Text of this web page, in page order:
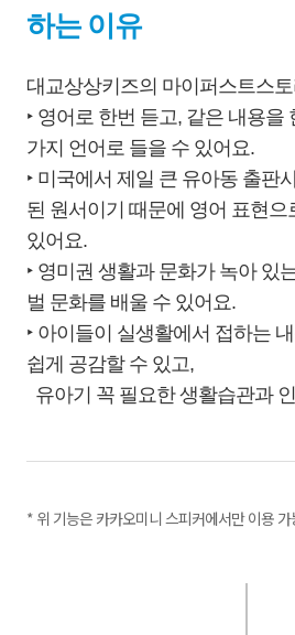
하는 이유
대교상상키즈의 마이퍼스트스
‣ 영어로 한번 듣고, 같은 내용을
가지 언어로 들을 수 있어요.
‣ 미국에서 제일 큰 유아동 출판
된 원서이기 때문에 영어 표현으
있어요.
‣ 영미권 생활과 문화가 녹아 있
벌 문화를 배울 수 있어요.
‣ 아이들이 실생활에서 접하는
쉽게 공감할 수 있고,
유아기 꼭 필요한 생활습관과
* 위 기능은 카카오미니 스피커에서만 이용